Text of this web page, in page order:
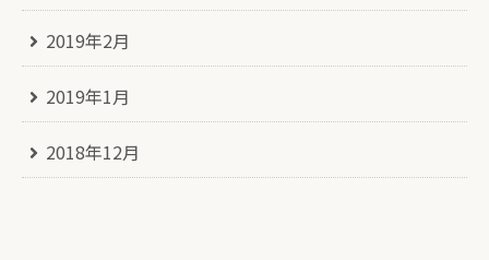
2019年2月
2019年1月
2018年12月